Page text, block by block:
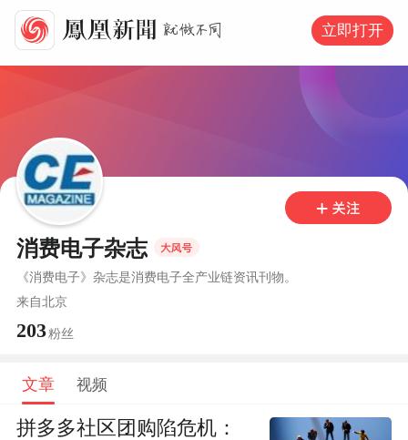
立即打开
消费电子杂志
《消费电子》杂志是消费电子全产业链资讯刊物。
来自北京
203粉丝
文章 视频
拼多多社区团购陷危机：